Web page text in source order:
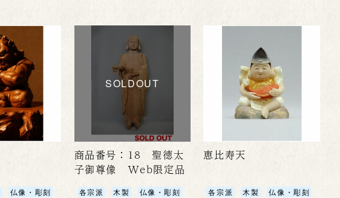
仏像・彫刻
SOLDOUT
商品番号：18 聖徳太
子御尊像 Web限定品
各宗派 木製 仏像・彫刻
恵比寿天
各宗派 木製 仏像・彫刻